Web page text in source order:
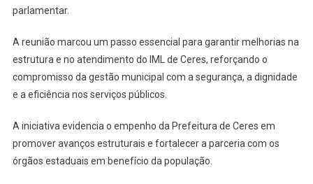
parlamentar.
A reunião marcou um passo essencial para garantir melhorias na
estrutura e no atendimento do IML de Ceres, reforçando o
compromisso da gestão municipal com a segurança, a dignidade
e a eficiência nos serviços públicos.
A iniciativa evidencia o empenho da Prefeitura de Ceres em
promover avanços estruturais e fortalecer a parceria com os
órgãos estaduais em benefício da população.